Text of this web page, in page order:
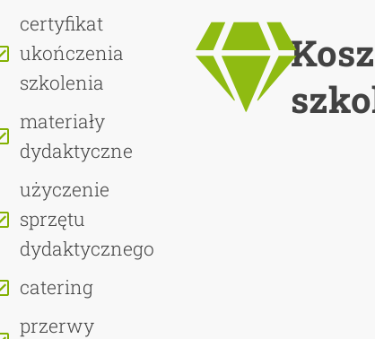
certyfikat
ukończenia
szkolenia
materiały
dydaktyczne
użyczenie
sprzętu
dydaktycznego
catering
przerwy